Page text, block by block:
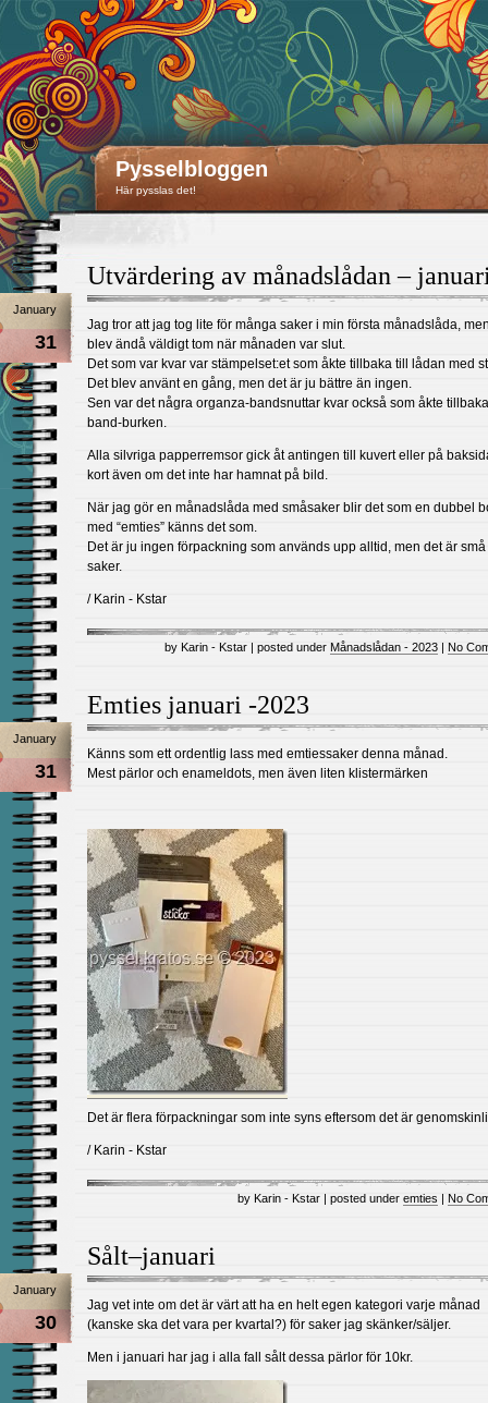
Pysselbloggen
Här pysslas det!
Utvärdering av månadslådan –
January
31
Jag tror att jag tog lite för många saker i min första månadslåda,
blev ändå väldigt tom när månaden var slut.
Det som var kvar var stämpelset:et som åkte tillbaka till lådan med
Det blev använt en gång, men det är ju bättre än ingen.
Sen var det några organza-bandsnuttar kvar också som åkte
band-burken.
Alla silvriga papperremsor gick åt antingen till kuvert eller på
kort även om det inte har hamnat på bild.
När jag gör en månadslåda med småsaker blir det som en dubbel
med “emties” känns det som.
Det är ju ingen förpackning som används upp alltid, men det är
saker.
/ Karin - Kstar
by Karin - Kstar | posted under Månadslådan - 2023 | No
Emties januari -2023
January
31
Känns som ett ordentlig lass med emtiessaker denna månad.
Mest pärlor och enameldots, men även liten klistermärken
Det är flera förpackningar som inte syns eftersom det är
/ Karin - Kstar
by Karin - Kstar | posted under emties | No
Sålt–januari
January
30
Jag vet inte om det är värt att ha en helt egen kategori varje månad
(kanske ska det vara per kvartal?) för saker jag skänker/säljer.
Men i januari har jag i alla fall sålt dessa pärlor för 10kr.